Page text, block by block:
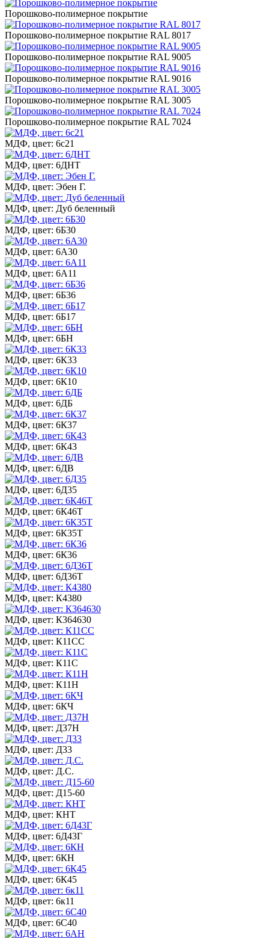
Порошково-полимерное покрытие
Порошково-полимерное покрытие RAL 8017
Порошково-полимерное покрытие RAL 9005
Порошково-полимерное покрытие RAL 9016
Порошково-полимерное покрытие RAL 3005
Порошково-полимерное покрытие RAL 7024
МДФ, цвет: 6с21
МДФ, цвет: 6ДНТ
МДФ, цвет: Эбен Г.
МДФ, цвет: Дуб беленный
МДФ, цвет: 6Б30
МДФ, цвет: 6А30
МДФ, цвет: 6А11
МДФ, цвет: 6Б36
МДФ, цвет: 6Б17
МДФ, цвет: 6БН
МДФ, цвет: 6К33
МДФ, цвет: 6К10
МДФ, цвет: 6ДБ
МДФ, цвет: 6К37
МДФ, цвет: 6К43
МДФ, цвет: 6ДВ
МДФ, цвет: 6Д35
МДФ, цвет: 6К46Т
МДФ, цвет: 6К35Т
МДФ, цвет: 6К36
МДФ, цвет: 6Д36Т
МДФ, цвет: К4380
МДФ, цвет: К364630
МДФ, цвет: К11СС
МДФ, цвет: К11С
МДФ, цвет: К11Н
МДФ, цвет: 6КЧ
МДФ, цвет: Д37Н
МДФ, цвет: Д33
МДФ, цвет: Д.С.
МДФ, цвет: Д15-60
МДФ, цвет: КНТ
МДФ, цвет: 6Д43Г
МДФ, цвет: 6КН
МДФ, цвет: 6К45
МДФ, цвет: 6к11
МДФ, цвет: 6С40